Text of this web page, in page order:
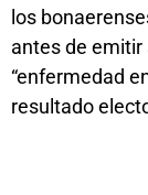
los
antes de emitir
“enfermedad
resultado